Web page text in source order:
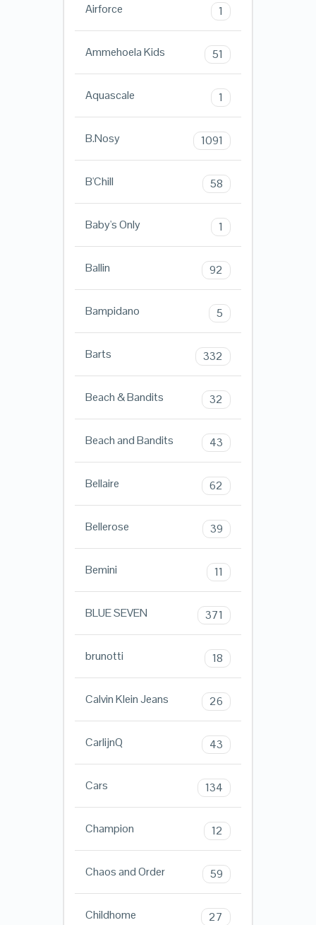
Airforce 1
Ammehoela Kids 51
Aquascale 1
B.Nosy 1091
B'Chill 58
Baby's Only 1
Ballin 92
Bampidano 5
Barts 332
Beach & Bandits 32
Beach and Bandits 43
Bellaire 62
Bellerose 39
Bemini 11
BLUE SEVEN 371
brunotti 18
Calvin Klein Jeans 26
CarlijnQ 43
Cars 134
Champion 12
Chaos and Order 59
Childhome 27